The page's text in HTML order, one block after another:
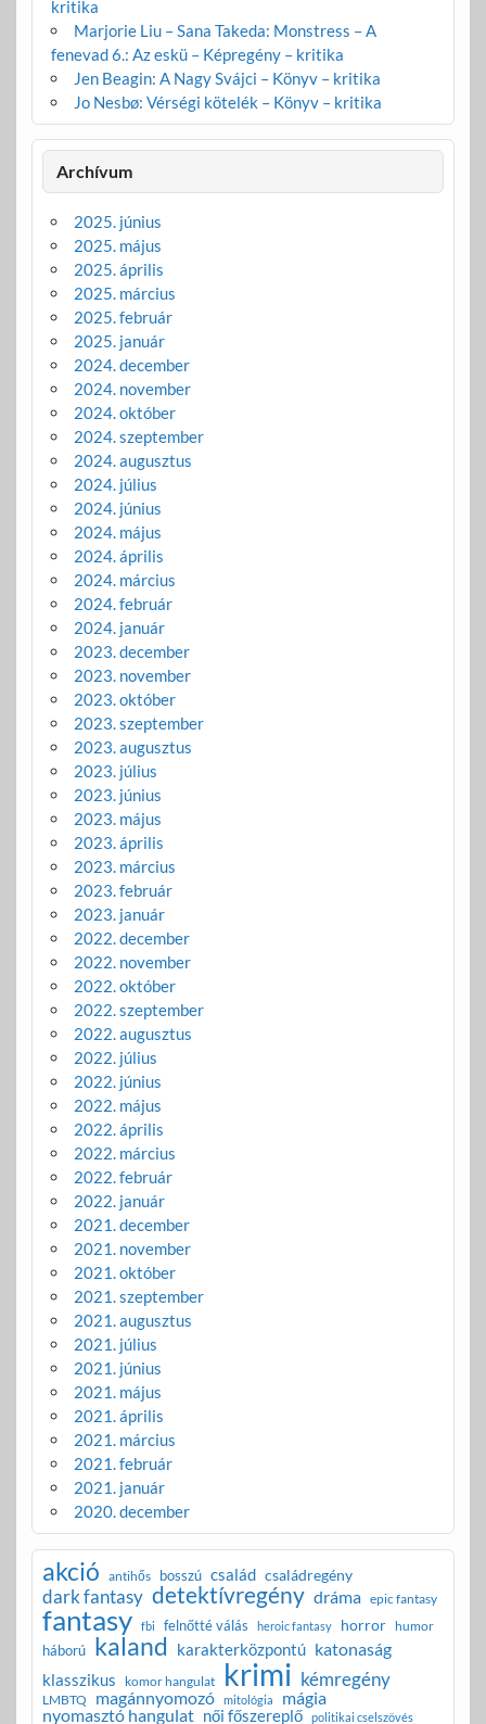
kritika
Marjorie Liu – Sana Takeda: Monstress – A
fenevad 6.: Az eskü – Képregény – kritika
Jen Beagin: A Nagy Svájci – Könyv – kritika
Jo Nesbø: Vérségi kötelék – Könyv – kritika
Archívum
2025. június
2025. május
2025. április
2025. március
2025. február
2025. január
2024. december
2024. november
2024. október
2024. szeptember
2024. augusztus
2024. július
2024. június
2024. május
2024. április
2024. március
2024. február
2024. január
2023. december
2023. november
2023. október
2023. szeptember
2023. augusztus
2023. július
2023. június
2023. május
2023. április
2023. március
2023. február
2023. január
2022. december
2022. november
2022. október
2022. szeptember
2022. augusztus
2022. július
2022. június
2022. május
2022. április
2022. március
2022. február
2022. január
2021. december
2021. november
2021. október
2021. szeptember
2021. augusztus
2021. július
2021. június
2021. május
2021. április
2021. március
2021. február
2021. január
2020. december
akció antihős bosszú család családregény
dark fantasy detektívregény dráma epic fantasy
fantasy fbi felnőtté válás heroic fantasy horror humor
háború kaland karakterközpontú katonaság
klasszikus komor hangulat krimi kémregény
LMBTQ magánnyomozó mitológia mágia
nyomasztó hangulat női főszereplő politikai cselszövés